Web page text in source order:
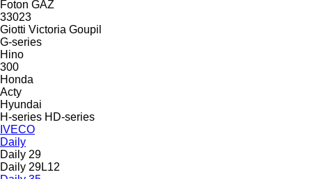
Foton GAZ
33023
Giotti Victoria Goupil
G-series
Hino
300
Honda
Acty
Hyundai
H-series HD-series
IVECO
Daily
Daily 29
Daily 29L12